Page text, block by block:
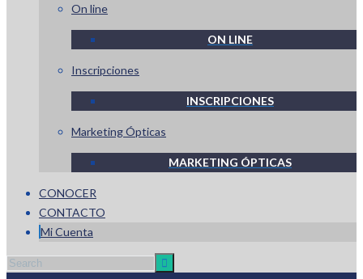
On line
ON LINE
Inscripciones
INSCRIPCIONES
Marketing Ópticas
MARKETING ÓPTICAS
CONOCER
CONTACTO
Mi Cuenta